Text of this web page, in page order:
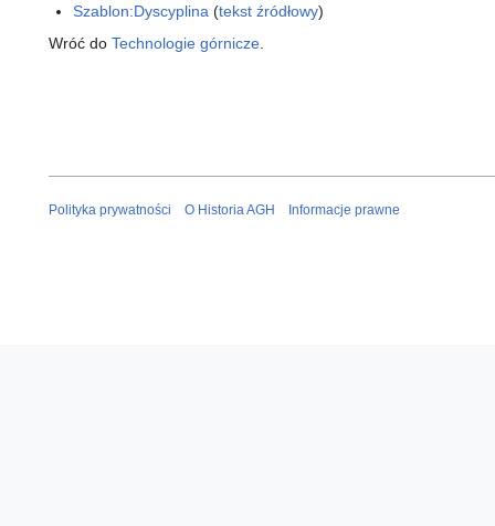
Szablon:Dyscyplina (tekst źródłowy)
Wróć do Technologie górnicze
Polityka prywatności O Historia AGH Informacje prawne